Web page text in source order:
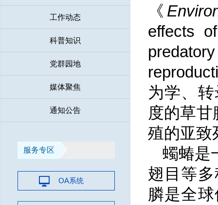
工作动态
科普知识
党群园地
媒体聚焦
通知公告
服务专区
OA系统
《
effects
为学、
度的草
殖的亚致
蠋蝽是
翅目等
膦是全